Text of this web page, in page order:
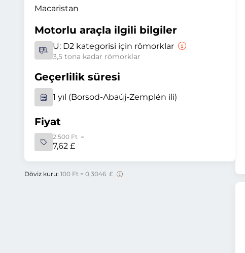
Macaristan
Motorlu araçla ilgili bilgiler
U: D2 kategorisi için römorklar
3,5 tona kadar römorklar
Geçerlilik süresi
1 yıl (Borsod-Abaúj-Zemplén ili)
Fiyat
2.500 Ft =
7,62 £
Döviz kuru: 100 Ft = 0,3046 £